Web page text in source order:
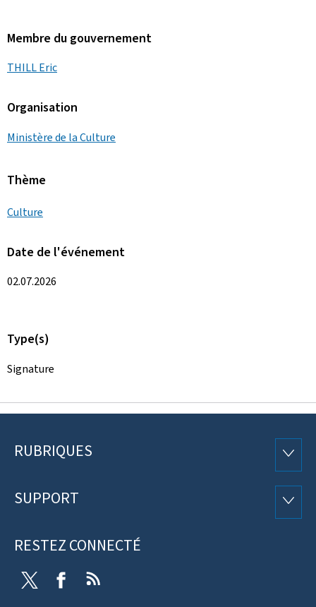
Membre du gouvernement
THILL Eric
Organisation
Ministère de la Culture
Thème
Culture
Date de l'événement
02.07.2026
Type(s)
Signature
Pied
page
RUBRIQUES
SUPPORT
RESTEZ CONNECTÉ
Twitter Facebook